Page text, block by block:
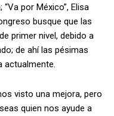
por México”, Elisa
busque que las
primer nivel, debido a
de ahí las pésimas
actualmente.
visto una mejora, pero
quien nos ayude a